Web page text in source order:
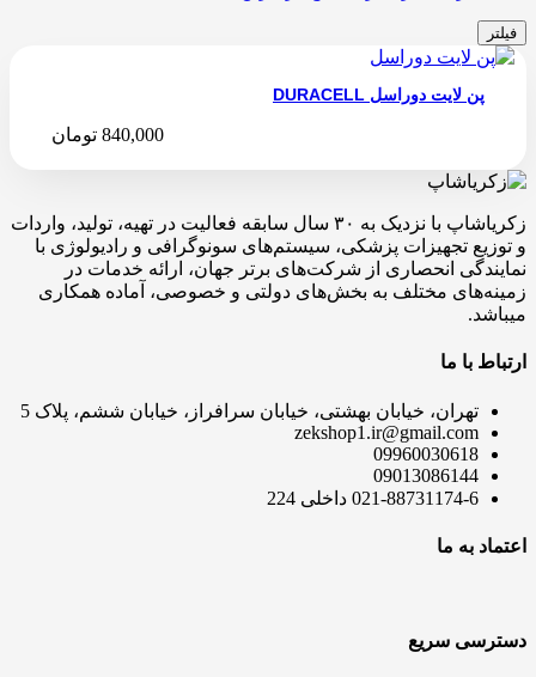
فیلتر
پن لایت دوراسل DURACELL
840,000 تومان
زکریاشاپ با نزدیک به ۳۰ سال سابقه فعالیت در تهیه، تولید، واردات
و توزیع تجهیزات پزشکی، سیستم‌های سونوگرافی و رادیولوژی با
نمایندگی انحصاری از شرکت‌های برتر جهان، ارائه خدمات در
زمینه‌های مختلف به بخش‌های دولتی و خصوصی، آماده همکاری
میباشد.
ارتباط با ما
تهران، خیابان بهشتی، خیابان سرافراز، خیابان ششم، پلاک 5
zekshop1.ir@gmail.com
09960030618
09013086144
021-88731174-6 داخلی 224
اعتماد به ما
دسترسی سریع